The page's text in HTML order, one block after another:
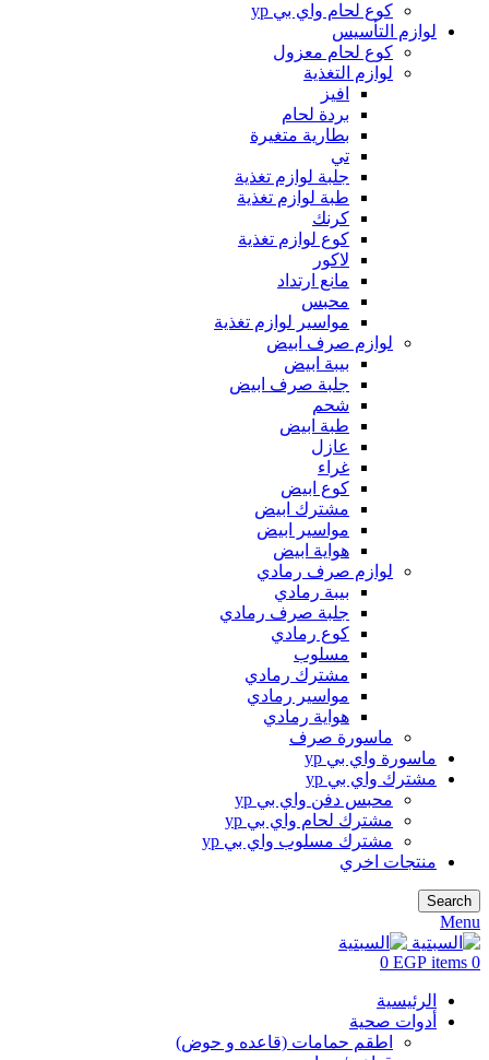
كوع لحام واي بي yp
لوازم التأسيس
كوع لحام معزول
لوازم التغذية
افيز
بردة لحام
بطارية متغيرة
تي
جلبة لوازم تغذية
طبة لوازم تغذية
كرنك
كوع لوازم تغذية
لاكور
مانع ارتداد
محبس
مواسير لوازم تغذية
لوازم صرف ابيض
بيبة ابيض
جلبة صرف ابيض
شحم
طبة ابيض
عازل
غراء
كوع ابيض
مشترك ابيض
مواسير ابيض
هواية ابيض
لوازم صرف رمادي
بيبة رمادي
جلبة صرف رمادي
كوع رمادي
مسلوب
مشترك رمادي
مواسير رمادي
هواية رمادي
ماسورة صرف
ماسورة واي بي yp
مشترك واي بي yp
محبس دفن واي بي yp
مشترك لحام واي بي yp
مشترك مسلوب واي بي yp
منتجات اخري
Search
Menu
0
items
0 EGP
الرئيسية
أدوات صحية
اطقم حمامات (قاعده و حوض)